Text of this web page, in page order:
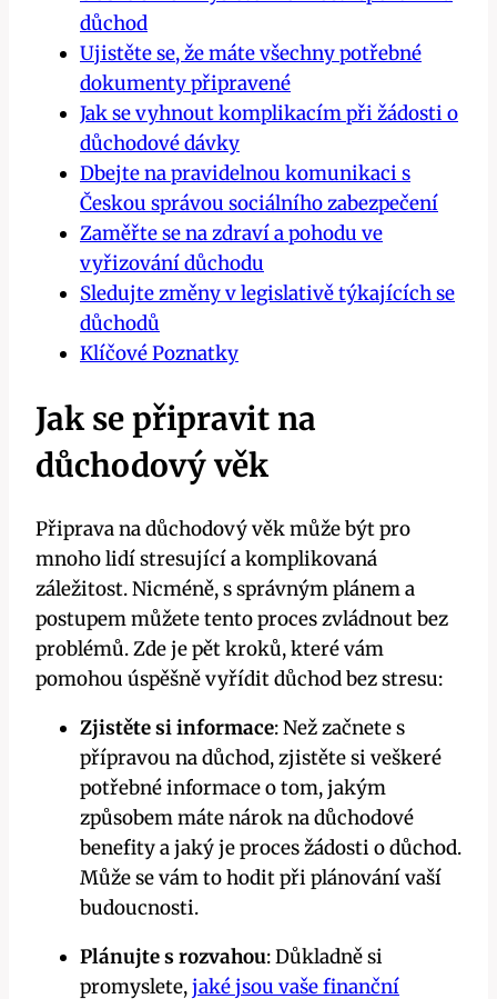
důchod
Ujistěte se, že máte všechny‌ potřebné
dokumenty připravené
Jak ‍se vyhnout komplikacím při žádosti o
důchodové dávky
Dbejte na pravidelnou​ komunikaci s
Českou správou sociálního zabezpečení
Zaměřte ‍se na zdraví a pohodu ve
vyřizování důchodu
Sledujte změny v legislativě týkajících se
důchodů
Klíčové‌ Poznatky
Jak se připravit na
důchodový věk
Připrava na důchodový věk může být ⁣pro
mnoho lidí stresující ‍a komplikovaná
záležitost. Nicméně, s správným⁣ plánem a
postupem můžete tento ​proces zvládnout bez
problémů. ⁣Zde je​ pět kroků, které vám
pomohou úspěšně vyřídit důchod bez stresu:
Zjistěte si ⁤informace: Než začnete s
⁢přípravou na důchod, zjistěte si veškeré
potřebné informace o tom, jakým
‌způsobem‌ máte nárok na důchodové
‌benefity a⁣ jaký je proces žádosti o⁢ důchod.
Může se vám ⁣to hodit při plánování vaší
budoucnosti.
Plánujte s rozvahou: Důkladně si
promyslete,⁤jaké jsou vaše finanční